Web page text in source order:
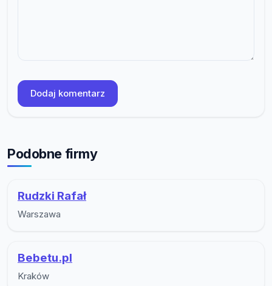
Dodaj komentarz
Podobne firmy
Rudzki Rafał
Warszawa
Bebetu.pl
Kraków